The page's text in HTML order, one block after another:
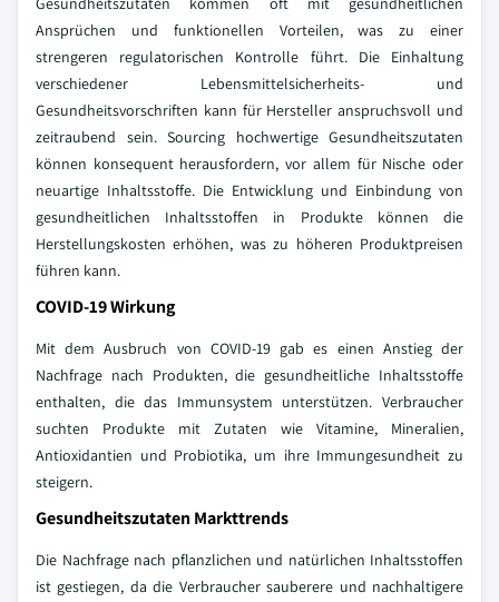
Ansprüchen und funktionellen Vorteilen, was zu einer
strengeren regulatorischen Kontrolle führt. Die Einhaltung
verschiedener Lebensmittelsicherheits- und
Gesundheitsvorschriften kann für Hersteller anspruchsvoll und
zeitraubend sein. Sourcing hochwertige Gesundheitszutaten
können konsequent herausfordern, vor allem für Nische oder
neuartige Inhaltsstoffe. Die Entwicklung und Einbindung von
gesundheitlichen Inhaltsstoffen in Produkte können die
Herstellungskosten erhöhen, was zu höheren Produktpreisen
führen kann.
COVID-19 Wirkung
Mit dem Ausbruch von COVID-19 gab es einen Anstieg der
Nachfrage nach Produkten, die gesundheitliche Inhaltsstoffe
enthalten, die das Immunsystem unterstützen. Verbraucher
suchten Produkte mit Zutaten wie Vitamine, Mineralien,
Antioxidantien und Probiotika, um ihre Immungesundheit zu
steigern.
Gesundheitszutaten Markttrends
Die Nachfrage nach pflanzlichen und natürlichen Inhaltsstoffen
ist gestiegen, da die Verbraucher sauberere und nachhaltigere